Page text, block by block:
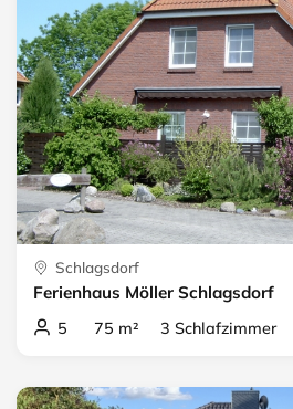
Schlagsdorf
Ferienhaus Möller Schlagsdorf
5 75 m² 3 Schlafzimmer